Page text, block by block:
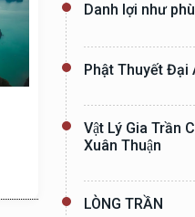
Danh lợi như
Phật Thuyết Đại
Vật Lý Gia Trần
Xuân Thuận
LÒNG TRẦN